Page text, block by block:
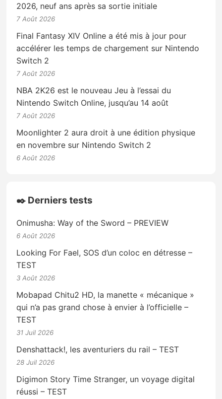
2026, neuf ans après sa sortie initiale
7 Août 2026
Final Fantasy XIV Online a été mis à jour pour
accélérer les temps de chargement sur Nintendo
Switch 2
7 Août 2026
NBA 2K26 est le nouveau Jeu à l’essai du
Nintendo Switch Online, jusqu’au 14 août
7 Août 2026
Moonlighter 2 aura droit à une édition physique
en novembre sur Nintendo Switch 2
6 Août 2026
✒️ Derniers tests
Onimusha: Way of the Sword – PREVIEW
6 Août 2026
Looking For Fael, SOS d’un coloc en détresse –
TEST
3 Août 2026
Mobapad Chitu2 HD, la manette « mécanique »
qui n’a pas grand chose à envier à l’officielle –
TEST
31 Juil 2026
Denshattack!, les aventuriers du rail – TEST
28 Juil 2026
Digimon Story Time Stranger, un voyage digital
réussi – TEST